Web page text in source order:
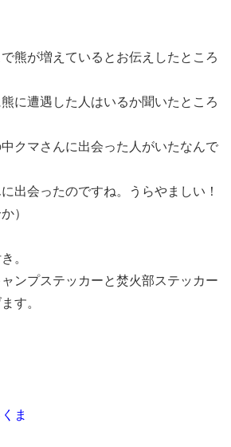
熊が増えているとお伝えしたところ
に遭遇した人はいるか聞いたところ
クマさんに出会った人がいたなんで
出会ったのですね。うらやましい！
）
。
ンプステッカーと焚火部ステッカー
す。
ま